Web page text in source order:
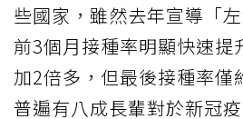
些國家，雖然去年宣導「
前3個月接種率明顯快速提
加2倍多，但最後接種率僅
普遍有八成長輩對於新冠